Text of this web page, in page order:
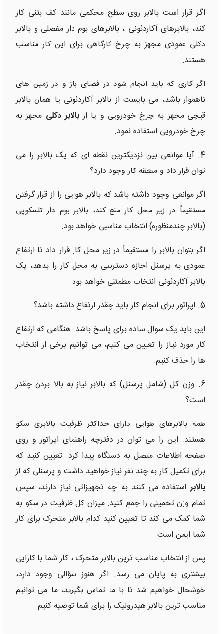
اگر قرار است بالابر روی سطح محکمی مانند کف بتنی کار
کند، بالابرهای آکاردئونی ، بالابرهای بوم دار مفصلی و بالابر
دکلی عمودی مجهز به چرخ کارگاهی برای این کار مناسب
هستند.
اگر کاری که باید انجام شود در فضای باز و در زمین های
ناهموار باشد، می بایست از بالابر آکاردئونی یا همان بالابر
قیچی مجهز به چرخ خودرویی و یا ازبالابر دکلی مجهز به
چرخ خودرویی استفاده نمود.
4. آیا موانعی بین نزدیکترین نقطه ای که یک بالابر را می
توان قرار داد و منطقه کار وجود دارد؟
اگر موانعی وجود داشته باشد که بالابر هوایی را از قرار گرفتن
مستقیماً در زیر محل کار منع کند، بالابر بوم دار تلسکوپی
(بالابر چندمنظوره) انتخاب مناسبی خواهد بود.
اگر بتوان بالابر را مستقیماً در زیر محل کار قرار داد تا ارتفاع
عمودی به پرسنل اجازه دسترسی به محل کار را بدهد، یک
بالابر آکاردئونی انتخاب مطمئنی خواهد بود.
5. اپراتور برای انجام کار باید چقدر ارتفاع داشته باشد؟
این باید یک سوال ساده برای پاسخ باشد. هنگامی که ارتفاع
کار مورد نیاز را تعیین می کنیم، می توانیم برخی از انتخاب
ها را حذف کنیم.
6. وزن کل (شامل پرسنل) که بالابر نیاز به بالا بردن چقدر
است؟
همه بالابرهای هوایی دارای حداکثر ظرفیت بالابری سکو
هستند. این را می توان در دفترچه راهنمای اپراتور و روی
صفحه اطلاعات متصل به دستگاه پیدا کرد. تعیین کنید که
برای تکمیل کار به چند نفر نیاز خواهید داشت و پرسنلی که از
بالابراستفاده می کنند به چه تجهیزاتی نیاز دارند، سپس
تمام وزن تخمینی را جمع کنید. میزان کل ظرفیت در سکو به
شما کمک می کند تا تعیین کنید کدام بالابر متحرک برای کار
شما ایمن است.
پس از انتخاب مناسب ترین بالابر متحرک ، کار شما با کارایی
بیشتری به پایان می رسد. اگر هنوز سؤالی وجود دارد،
خوشحال خواهیم شد تا با ما تماس بگیرید، ما می توانیم
مناسب ترین بالابر هیدرولیک را برای شما توصیه کنیم.